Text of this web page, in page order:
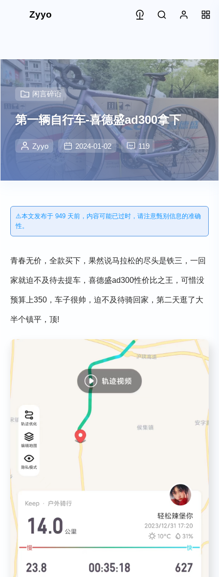
Zyyo
闲言碎语
第一辆自行车-喜德盛ad300拿下
Zyyo 2024-01-02 119
⚠️本文发布于 949 天前，内容可能已过时，请注意甄别信息的准确
性。
青春无价，全款买下，果然说马拉松的尽头是铁三，一回
家就迫不及待去提车，喜德盛ad300性价比之王，可惜没
预算上350，车子很帅，迫不及待骑回家，第二天逛了大
半个镇平，顶!